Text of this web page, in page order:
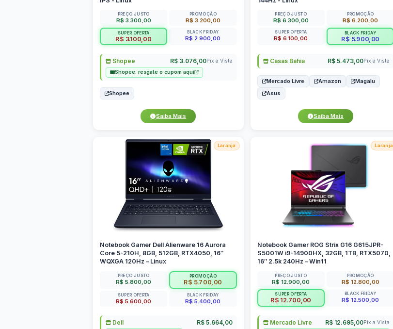
PREÇO JUSTO
R$ 3.300,00
PROMOÇÃO
R$ 3.200,00
SUPER OFERTA
R$ 3.100,00
BLACK FRIDAY
R$ 2.900,00
Shopee R$ 3.076,00Pix a Vista
Shopee: resgate o cupom aqui
Shopee
Saiba Mais
PREÇO JUSTO
R$ 6.300,00
PROMOÇÃO
R$ 6.200,00
SUPER OFERTA
R$ 6.100,00
BLACK FRIDAY
R$ 5.900,00
Casas Bahia R$ 5.473,00Pix a Vista
Mercado Livre Amazon
Magalu
Asus
Saiba Mais
Laranja
Notebook Gamer Dell Alienware 16 Aurora
Core 5-210H, 8GB, 512GB, RTX4050, 16″
WQXGA 120Hz – Linux
PREÇO JUSTO
R$ 5.800,00
PROMOÇÃO
R$ 5.700,00
SUPER OFERTA
R$ 5.600,00
BLACK FRIDAY
R$ 5.400,00
Dell R$ 5.664,00
Laranja
Notebook Gamer ROG Strix G16 G615JPR-
S5001W i9-14900HX, 32GB, 1TB, RTX5070,
16″ 2.5k 240Hz – Win11
PREÇO JUSTO
R$ 12.900,00
PROMOÇÃO
R$ 12.800,00
SUPER OFERTA
R$ 12.700,00
BLACK FRIDAY
R$ 12.500,00
Mercado Livre R$ 12.695,00Pix a Vista